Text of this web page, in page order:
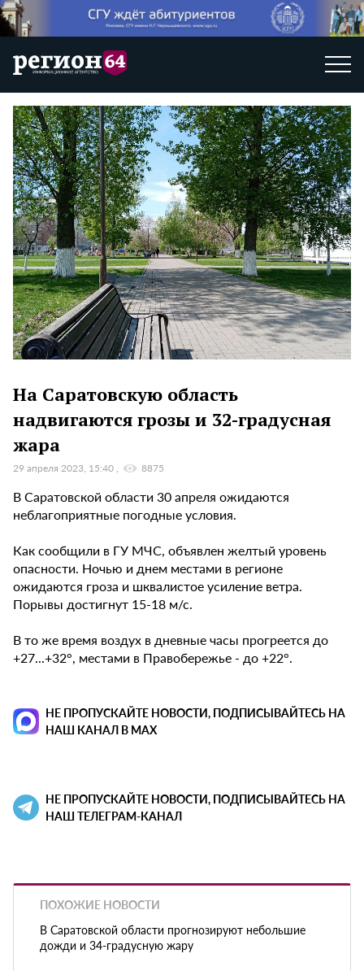
На Саратовскую область
надвигаются грозы и 32-градусная
жара
29 апреля 2023, 15:40 8875
В Саратовской области 30 апреля ожидаются
неблагоприятные погодные условия.
Как сообщили в ГУ МЧС, объявлен желтый уровень
опасности. Ночью и днем местами в регионе
ожидаются гроза и шквалистое усиление ветра.
Порывы достигнут 15-18 м/с.
В то же время воздух в дневные часы прогреется до
+27...+32°, местами в Правобережье - до +22°.
НЕ ПРОПУСКАЙТЕ НОВОСТИ, ПОДПИСЫВАЙТЕСЬ НА
НАШ КАНАЛ В MAX
НЕ ПРОПУСКАЙТЕ НОВОСТИ, ПОДПИСЫВАЙТЕСЬ НА
НАШ ТЕЛЕГРАМ-КАНАЛ
ПОХОЖИЕ НОВОСТИ
В Саратовской области прогнозируют небольшие
дожди и 34-градусную жару